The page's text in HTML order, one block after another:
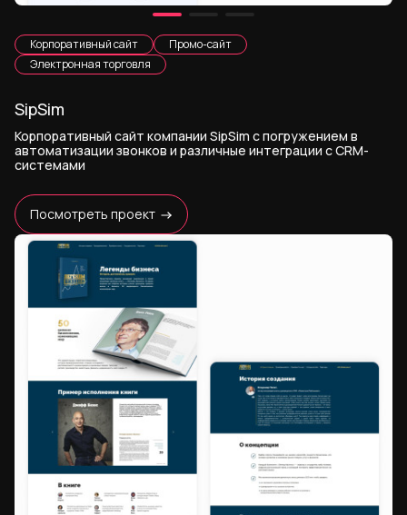
Корпоративный сайт
Промо-сайт
Электронная торговля
SipSim
Корпоративный сайт компании SipSim с погружением в
автоматизации звонков и различные интеграции с CRM-
системами
Посмотреть проект